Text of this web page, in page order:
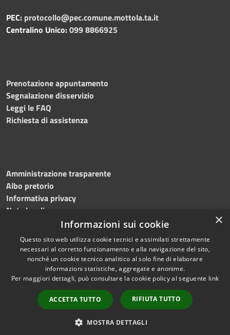
PEC: protocollo@pec.comune.mottola.ta.it
Centralino Unico:099 8866925
Prenotazione appuntamento
Segnalazione disservizio
Leggi le FAQ
Richiesta di assistenza
Amministrazione trasparente
Albo pretorio
Informativa privacy
Note legali
Dichiarazione di accessibilità
Accessibilità
Copyright © 2026 • Comune di
Mottola • Powered by
Municipium•
Accesso
redazione
×
Informazioni sui cookie
Questo sito web utilizza cookie tecnici e assimilati strettamente
necessari al corretto funzionamento e alla navigazione del sito,
nonché un cookie tecnico analitico al solo fine di elaborare
informazioni statistiche, aggregate e anonime.
Per maggiori dettagli, può consultare la cookie policy al seguente link
ACCETTA TUTTO RIFIUTA TUTTO
MOSTRA DETTAGLI